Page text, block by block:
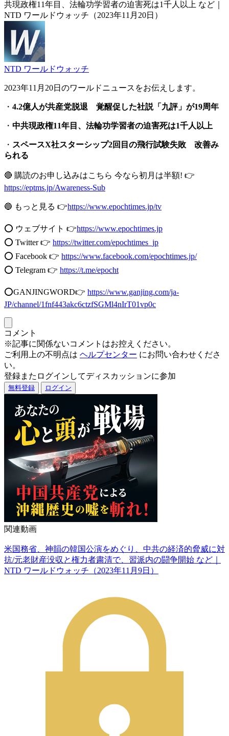
共現政権11年目、法輪功学習者の迫害死は1千人以上 など｜
NTD ワールドウォッチ（2023年11月20日）
NTD ワールドウォッチ
2023年11月20日のワールドニュースをお伝えします。
・ 4.2億人が共産党脱退 覚醒促した社説「九評」が19周年
・ 中共現政権11年目、法輪功学習者の迫害死は1千人以上
・ スペースX社スターシップ2回目の飛行試験失敗 改善み
られる
🔴 購読のお申し込みはこちら 今なら初月は半額! 👉
https://eptms.jp/Awareness-Sub
🔵 もっと見る 👉https://www.epochtimes.jp/tv
⭕️ ウェブサイト 👉https://www.epochtimes.jp​​
⭕️ Twitter 👉 https://twitter.com/epochtimes_jp
⭕️ Facebook 👉 https://www.facebook.com/epochtimes.jp/
⭕️ Telegram 👉 https://t.me/epocht
⭕️GANJINGWORD👉 https://www.ganjing.com/ja-
JP/channel/1fnf443akc6ctzfSGMl4nIrT01vp0c
コメント
※記事に関係ないコメントはお控えください。
ご利用上の不明点は ヘルプセンター にお問い合わせくださ
い。
登録またログインしてディスカッションに参加
無料登録 ログイン
関連動画
米国務省、神韻の韓国公演をめぐり、中共の経済的脅威に対
抗/元老財産没収と権力者粛清で、習派内の闘争開始 など｜
NTD ワールドウォッチ（2023年11月9日）